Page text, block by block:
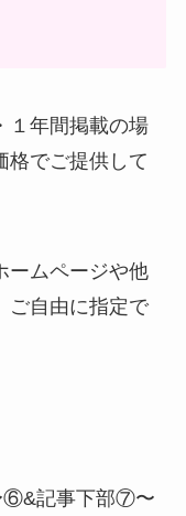
１年間掲載の場
格でご提供して
ームページや他
ご自由に指定で
記事下部⑦〜